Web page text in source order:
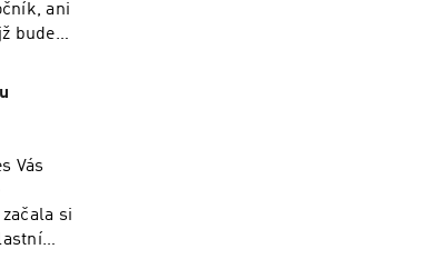
ani
bude
s AI a
Vás
si